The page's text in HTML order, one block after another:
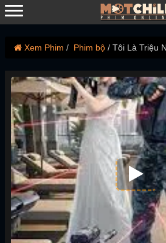
Xem Phim Phim bộ Tôi Là Triệu